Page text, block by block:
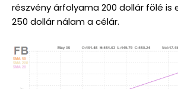
részvény árfolyama 200 dollár fölé is
250 dollár nálam a célár.